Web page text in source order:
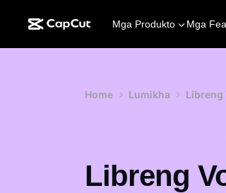
Mga Produkto Mga
Home Lumikha Libreng
Libreng